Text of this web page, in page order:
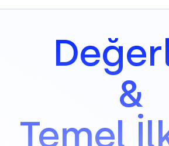
&
Temel